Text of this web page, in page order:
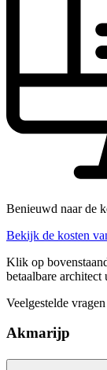
Benieuwd naar de
Bekijk de kosten
Klik op
betaalbare
Veelgestelde
Akmarijp